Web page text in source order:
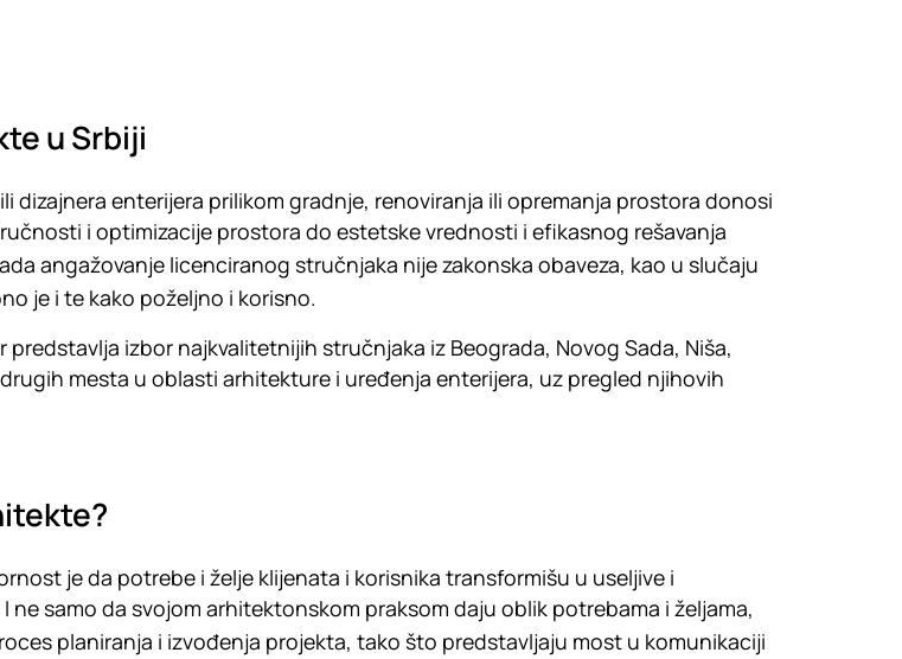
u Srbiji
dizajnera enterijera prilikom gradnje, renoviranja ili opremanja prostora donosi
i optimizacije prostora do estetske vrednosti i efikasnog rešavanja
angažovanje licenciranog stručnjaka nije zakonska obaveza, kao u slučaju
je i te kako poželjno i korisno.
predstavlja izbor najkvalitetnijih stručnjaka iz Beograda, Novog Sada, Niša,
mesta u oblasti arhitekture i uređenja enterijera, uz pregled njihovih
je da potrebe i želje klijenata i korisnika transformišu u useljive i
ne samo da svojom arhitektonskom praksom daju oblik potrebama i željama,
planiranja i izvođenja projekta, tako što predstavljaju most u komunikaciji